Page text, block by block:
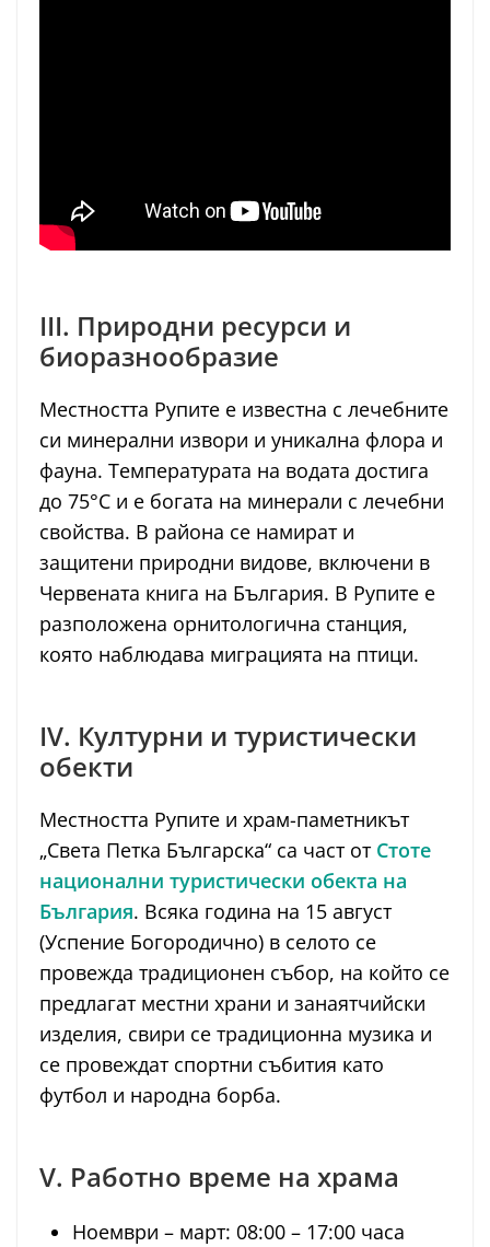
III. Природни ресурси и
биоразнообразие
Местността Рупите е известна с лечебните
си минерални извори и уникална флора и
фауна. Температурата на водата достига
до 75°C и е богата на минерали с лечебни
свойства. В района се намират и
защитени природни видове, включени в
Червената книга на България. В Рупите е
разположена орнитологична станция,
която наблюдава миграцията на птици.
IV. Културни и туристически
обекти
Местността Рупите и храм-паметникът
„Света Петка Българска“ са част от Стоте
национални туристически обекта на
България. Всяка година на 15 август
(Успение Богородично) в селото се
провежда традиционен събор, на който се
предлагат местни храни и занаятчийски
изделия, свири се традиционна музика и
се провеждат спортни събития като
футбол и народна борба.
V. Работно време на храма
Ноември – март: 08:00 – 17:00 часа